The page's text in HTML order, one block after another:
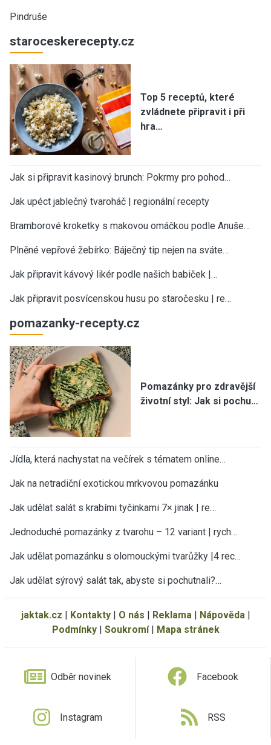
Pindruše
staroceskerecepty.cz
Top 5 receptů, které
zvládnete připravit i při
hra…
Jak si připravit kasinový brunch: Pokrmy pro pohod…
Jak upéct jablečný tvaroháč | regionální recepty
Bramborové kroketky s makovou omáčkou podle Anuše…
Plněné vepřové žebírko: Báječný tip nejen na sváte…
Jak připravit kávový likér podle našich babiček |…
Jak připravit posvícenskou husu po staročesku | re…
pomazanky-recepty.cz
Pomazánky pro zdravější
životní styl: Jak si pochu…
Jídla, která nachystat na večírek s tématem online…
Jak na netradiční exotickou mrkvovou pomazánku
Jak udělat salát s krabími tyčinkami 7× jinak | re…
Jednoduché pomazánky z tvarohu – 12 variant | rych…
Jak udělat pomazánku s olomouckými tvarůžky |4 rec…
Jak udělat sýrový salát tak, abyste si pochutnali?…
jaktak.cz | Kontakty| O nás | Reklama| Nápověda|
Podmínky| Soukromí| Mapa stránek
Odběr novinek Facebook
Instagram RSS